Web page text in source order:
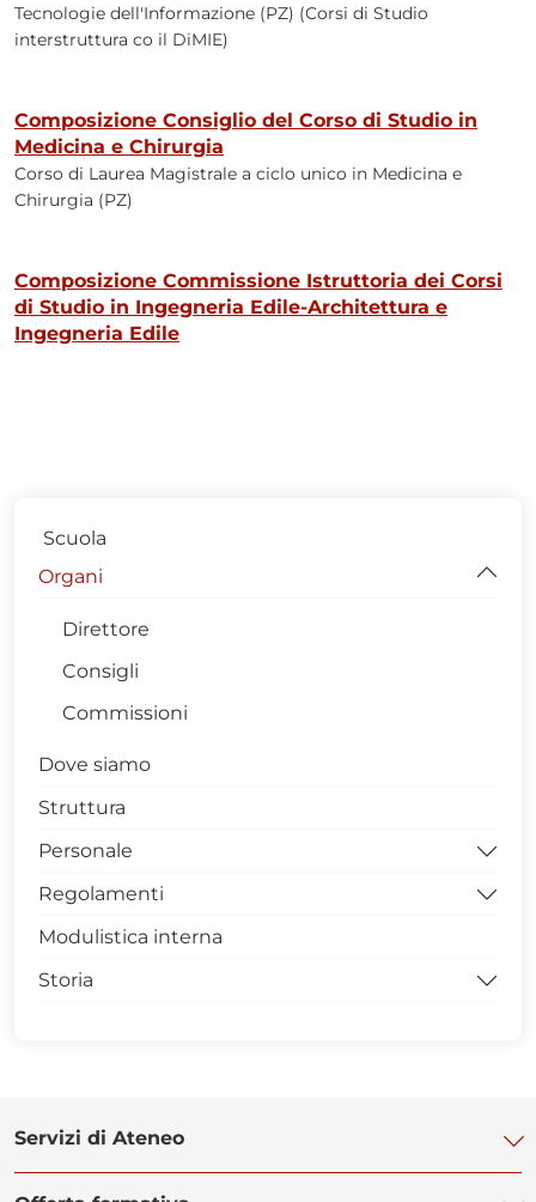
Tecnologie dell'Informazione (PZ) (Corsi di Studio
interstruttura co il DiMIE)
Composizione Consiglio del Corso di Studio in
Medicina e Chirurgia
Corso di Laurea Magistrale a ciclo unico in Medicina e
Chirurgia (PZ)
Composizione Commissione Istruttoria dei Corsi
di Studio in Ingegneria Edile-Architettura e
Ingegneria Edile
Scuola
Organi
Direttore
Consigli
Commissioni
Dove siamo
Struttura
Personale
Docente
Tecnico-Amministrativo
Assegnisti
Regolamenti
Funzionamento
Didattico
Modulistica interna
Storia
Servizi di Ateneo